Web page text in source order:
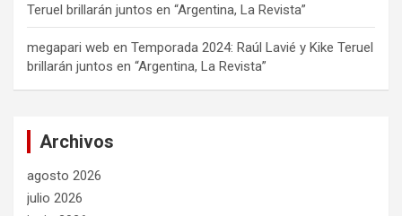
Teruel brillarán juntos en “Argentina, La Revista”
megapari web en Temporada 2024: Raúl Lavié y Kike Teruel
brillarán juntos en “Argentina, La Revista”
Archivos
agosto 2026
julio 2026